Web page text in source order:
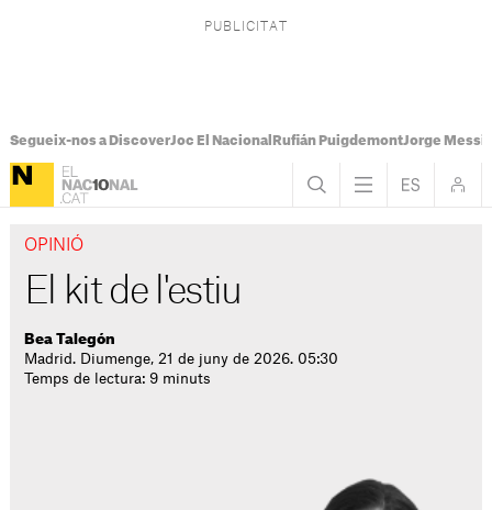
Segueix-nos a DiscoverJoc El Nacional Rufián PuigdemontJorge Messi
OPINIÓ
El kit de l'estiu
Bea Talegón
Madrid. Diumenge, 21 de juny de 2026. 05:30
Temps de lectura: 9 minuts